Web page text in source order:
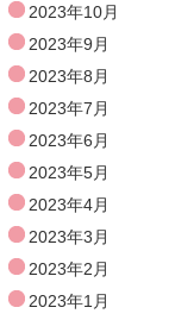
2023年10月
2023年9月
2023年8月
2023年7月
2023年6月
2023年5月
2023年4月
2023年3月
2023年2月
2023年1月